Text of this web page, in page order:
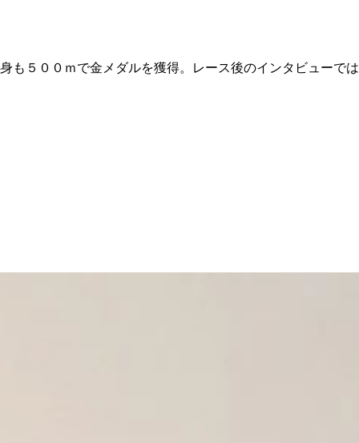
も５００ｍで金メダルを獲得。レース後のインタビューでは